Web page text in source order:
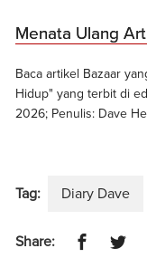
Menata Ulang
Baca artikel Bazaar
Hidup" yang terbit di
2026; Penulis: Dave
Tag: Diary Dave
Share: